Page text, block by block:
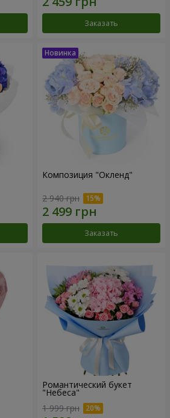
Заказать
Композиция "Окленд"
2 940 грн
Заказать
Романтический букет
"Небеса"
1 999 грн